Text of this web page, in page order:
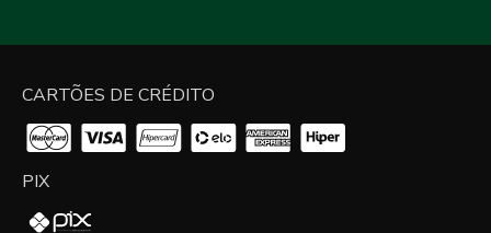
CARTÕES DE CRÉDITO
PIX